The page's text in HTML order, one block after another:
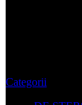
Categorii